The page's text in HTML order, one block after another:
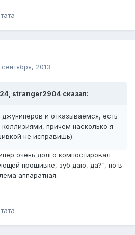
2013
stranger2904 сказал:
и отказываемся, есть
причем насколько я
не исправишь).
очень долго компостировал
прошивке, зуб даю, да?", но в
аппаратная.